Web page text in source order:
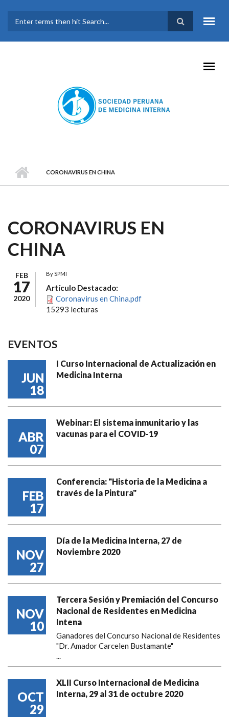
FORMULARIO DE
BÚSQUEDA
CORONAVIRUS EN CHINA
CORONAVIRUS EN
CHINA
FEB
17
2020
BySPMI
Artículo Destacado:
Coronavirus en China.pdf
15293 lecturas
EVENTOS
JUN
18
I Curso Internacional de Actualización en
Medicina Interna
ABR
07
Webinar: El sistema inmunitario y las
vacunas para el COVID-19
FEB
17
Conferencia: "Historia de la Medicina a
través de la Pintura"
NOV
27
Día de la Medicina Interna, 27 de
Noviembre 2020
NOV
10
Tercera Sesión y Premiación del Concurso
Nacional de Residentes en Medicina
Intena
Ganadores del Concurso Nacional de Residentes
"Dr. Amador Carcelen Bustamante"
...
OCT
29
XLII Curso Internacional de Medicina
Interna, 29 al 31 de octubre 2020